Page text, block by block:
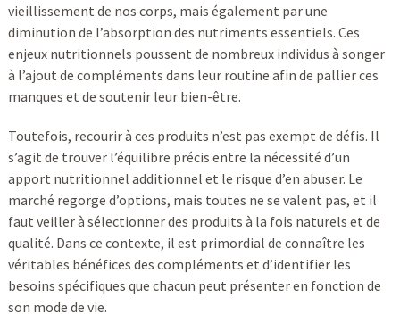
vieillissement de nos corps, mais également par une
diminution de l’absorption des nutriments essentiels. Ces
enjeux nutritionnels poussent de nombreux individus à songer
à l’ajout de compléments dans leur routine afin de pallier ces
manques et de soutenir leur bien-être.
Toutefois, recourir à ces produits n’est pas exempt de défis. Il
s’agit de trouver l’équilibre précis entre la nécessité d’un
apport nutritionnel additionnel et le risque d’en abuser. Le
marché regorge d’options, mais toutes ne se valent pas, et il
faut veiller à sélectionner des produits à la fois naturels et de
qualité. Dans ce contexte, il est primordial de connaître les
véritables bénéfices des compléments et d’identifier les
besoins spécifiques que chacun peut présenter en fonction de
son mode de vie.